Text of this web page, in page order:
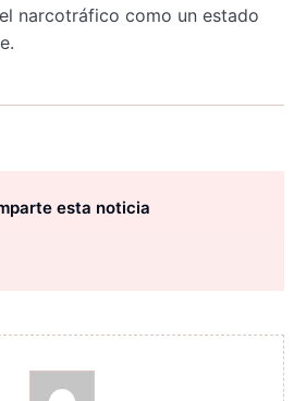
narcotráfico como un estado
esta noticia